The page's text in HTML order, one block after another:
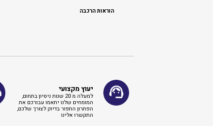
הוראות הרכבה
יעוץ מקצועי
למעלה מ 20 שנות ניסיון בתחום,
המומחים שלנו יתאמו עבורכם את
הפתרון התפור בדיוק לצורך שלכם,
התקשרו אלינו ​